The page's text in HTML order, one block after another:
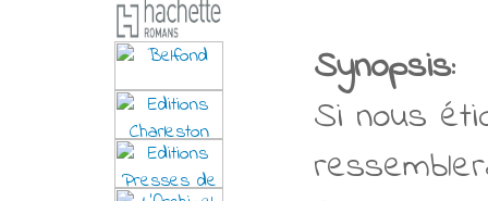
Synopsis:
Si nous